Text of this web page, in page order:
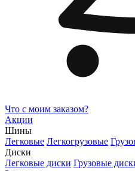
Что с моим заказом?
Акции
Шины
Легковые Легкогрузовые
Диски
Легковые диски Грузовые